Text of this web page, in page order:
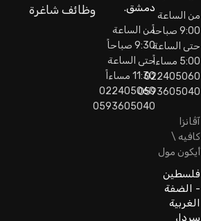
من الساعة
9:00 صباحاً
حتى الساعة
5:00 مساءاً
022405060
0593605040
دمشق.
من الساعة
9:30 صباحاً
حتى الساعة
11:30 مساءاً
022405060
0593605040
آڤانزا
كافيه \
أيكون مول
فلسطين
- الضفة
الغربية
سردا،
وظائف شاغرة